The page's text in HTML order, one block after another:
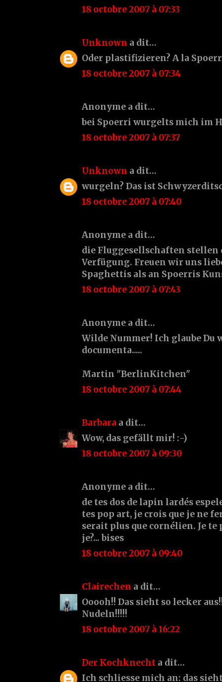
18 octobre 2007 à 07:33
Unknown a dit…
Oder plastifizieren? A la
18 octobre 2007 à 07:34
Anonyme a dit…
bei Spoerri wurgelts mich im
18 octobre 2007 à 07:37
Unknown a dit…
wurgeln? Das ist
18 octobre 2007 à 07:40
Anonyme a dit…
die Fluggesellschaften stellen
Verfügung. Freuen wir uns
Spaghettis als an Spoerris
18 octobre 2007 à 07:43
Anonyme a dit…
Wilde Nummer! Ich glaube Du
documenta.....
Martin "BerlinKitchen"
18 octobre 2007 à 07:44
Barbara a dit…
Wow, das gefällt mir! :-)
18 octobre 2007 à 09:30
Anonyme a dit…
de tes dos de lapin lardés
tes pop art, je crois que je ne
serait plus que cornélien. Je te
je?... bises
18 octobre 2007 à 09:40
Clairechen a dit…
Ooooh!! Das sieht so lecker
Nudeln!!!!!
18 octobre 2007 à 16:22
Der Kochknecht a dit…
Ich schliesse mich an: das